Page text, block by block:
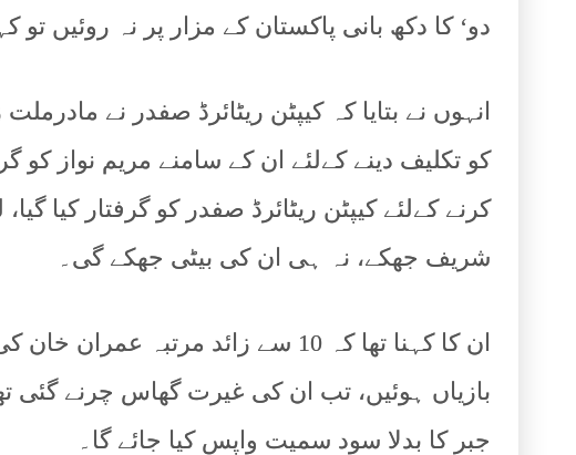
دو‘ کا دکھ بانی پاکستان کے مزار پر نہ روئیں تو
انہوں نے بتایا کہ کیپٹن ریٹائرڈ صفدر نے
کو تکلیف دینے کےلئے ان کے سامنے مریم نواز کو
کرنے کےلئے کیپٹن ریٹائرڈ صفدر کو گرفتار کیا
شریف جھکے، نہ ہی ان کی بیٹی جھکے گی۔
ان کا کہنا تھا کہ 10 سے زائد مرتبہ
بازیاں ہوئیں، تب ان کی غیرت گھاس چرنے گئی
جبر کا بدلا سود سمیت واپس کیا جائے گا۔